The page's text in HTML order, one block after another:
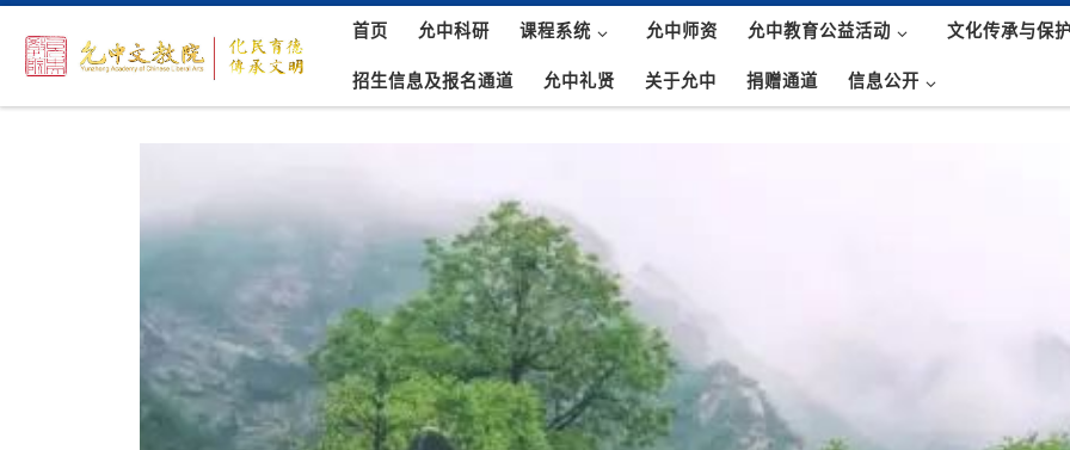
Skip to content 首页 允中科研 课程系统 允中师资 允中教育公益活动 文化传承与保
招生信息及报名通道 允中礼贤 关于允中 捐赠通道 信息公开